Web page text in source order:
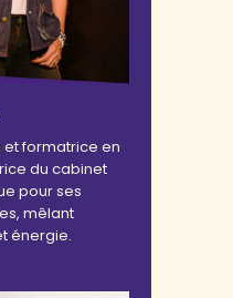
formatrice en
du cabinet
pour ses
mêlant
énergie.